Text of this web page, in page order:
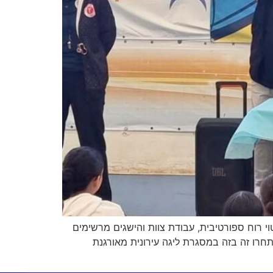
ספורטיבית, עבודת צוות והישגים מרשימים
לא פחות מ־17 בתי ספר יסודיים מחדרה, שהתחרו זה בזה במסגרת ליגה עירונית מאורגנת